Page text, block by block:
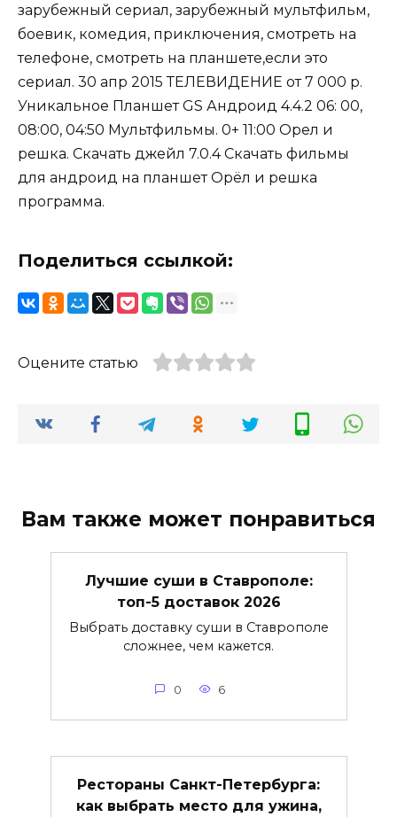
зарубежный сериал, зарубежный мультфильм,
боевик, комедия, приключения, смотреть на
телефоне, смотреть на планшете,если это
сериал. 30 апр 2015 ТЕЛЕВИДЕНИЕ от 7 000 р.
Уникальное Планшет GS Андроид 4.4.2 06: 00,
08:00, 04:50 Мультфильмы. 0+ 11:00 Орел и
решка. Скачать джейл 7.0.4 Скачать фильмы
для андроид на планшет Орёл и решка
программа.
Поделиться ссылкой:
Оцените статью
Вам также может понравиться
Лучшие суши в Ставрополе:
топ-5 доставок 2026
Выбрать доставку суши в Ставрополе
сложнее, чем кажется.
0 6
Рестораны Санкт-Петербурга:
как выбрать место для ужина,